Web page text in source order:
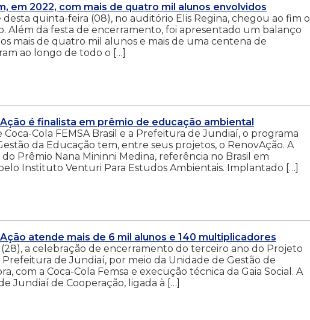
em 2022, com mais de quatro mil alunos envolvidos
quinta-feira (08), no auditório Elis Regina, chegou ao fim o
Além da festa de encerramento, foi apresentado um balanço
mais de quatro mil alunos e mais de uma centena de
ao longo de todo o […]
é finalista em prêmio de educação ambiental
Cola FEMSA Brasil e a Prefeitura de Jundiaí, o programa
da Educação tem, entre seus projetos, o RenovAção. A
Prêmio Nana Mininni Medina, referência no Brasil em
Instituto Venturi Para Estudos Ambientais. Implantado […]
atende mais de 6 mil alunos e 140 multiplicadores
a celebração de encerramento do terceiro ano do Projeto
de Jundiaí, por meio da Unidade de Gestão de
com a Coca-Cola Femsa e execução técnica da Gaia Social. A
Jundiaí de Cooperação, ligada à […]